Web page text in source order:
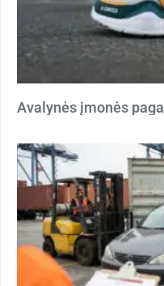
Avalynės įmonės